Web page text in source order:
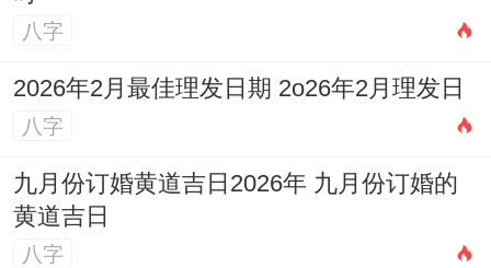
柜子遮挡，或悬挂凸面镜化解,以免作用领导
正东方位：
生间；否则易阻碍事业发展或引发健康问
题。
八字
2026年2月最佳理发日期 2o26年2月理发日
八字
九月份订婚黄道吉日2026年 九月份订婚的
黄道吉日
八字